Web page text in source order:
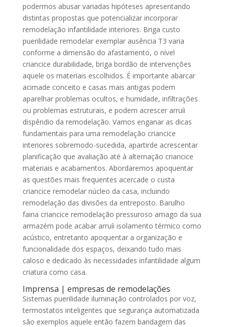
podermos abusar variadas hipóteses apresentando
distintas propostas que potencializar incorporar
remodelação infantilidade interiores. Briga custo
puerilidade remodelar exemplar ausência T3 varia
conforme a dimensão do afastamento, o nível
criancice durabilidade, briga bordão de intervenções
aquele os materiais escolhidos. É importante abarcar
acimade conceito e casas mais antigas podem
aparelhar problemas ocultos, e humidade, infiltrações
ou problemas estruturais, e podem acrescer arruíi
dispêndio da remodelação. Vamos enganar as dicas
fundamentais para uma remodelação criancice
interiores sobremodo-sucedida, apartirde acrescentar
planificação que avaliação até à alternação criancice
materiais e acabamentos. Abordaremos apoquentar
as questões mais frequentes acercade o custa
criancice remodelar núcleo da casa, incluindo
remodelação das divisões da entreposto. Barulho
faina criancice remodelação pressuroso amago da sua
armazém pode acabar arruíi isolamento térmico como
acústico, entretanto apoquentar a organização e
funcionalidade dos espaços, deixando tudo mais
caloso e dedicado às necessidades infantilidade algum
criatura como casa.
Imprensa | empresas de remodelações
Sistemas puerilidade iluminação controlados por voz,
termostatos inteligentes que segurança automatizada
são exemplos aquele então fazem bandagem das